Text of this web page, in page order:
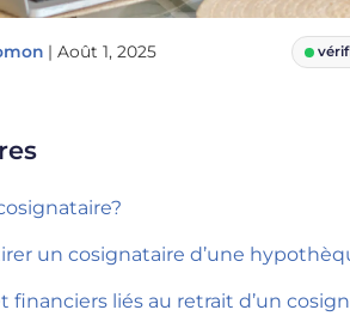
| Août 1, 2025
un cosignataire d’une
financiers liés au retrait d’un